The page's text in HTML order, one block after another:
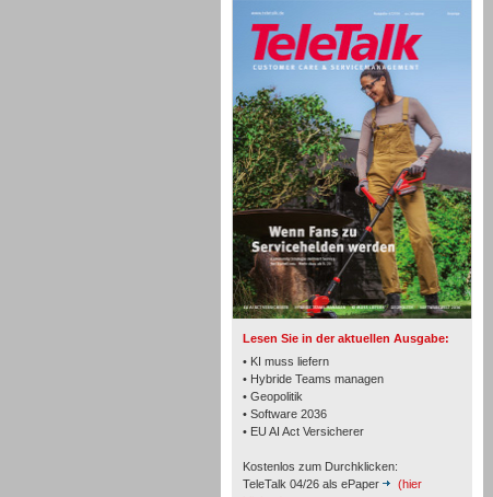
Lesen Sie in der aktuellen Ausgabe:
• KI muss liefern
• Hybride Teams managen
• Geopolitik
• Software 2036
• EU AI Act Versicherer
Kostenlos zum Durchklicken:
TeleTalk 04/26 als ePaper
(hier
TK- und ACD-Systeme
Workforce-Management